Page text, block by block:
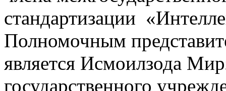
стандартизации
Полномочным
является Исмоилзода
государственного